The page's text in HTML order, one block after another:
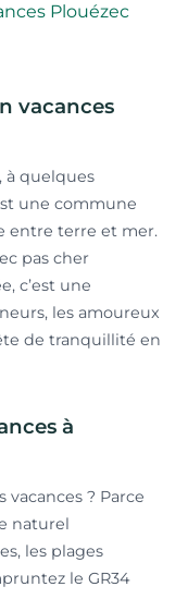
Plouézec
vacances
à quelques
une commune
entre terre et mer.
pas cher
c’est une
les amoureux
de tranquillité en
à
? Parce
naturel
les plages
le GR34